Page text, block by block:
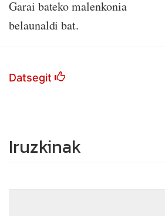
Garai bateko malenkonia
belaunaldi bat.
Datsegit
Iruzkinak